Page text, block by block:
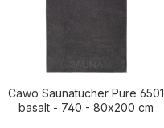
Cawö Saunatücher Pure 6501
basalt - 740 - 80x200 cm